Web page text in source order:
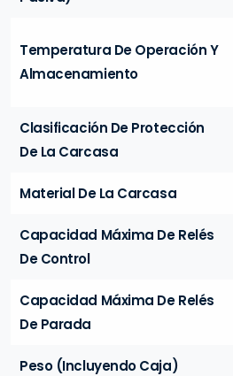
Temperatura De Operación Y
Almacenamiento
Clasificación De Protección
De La Carcasa
Material De La Carcasa
Capacidad Máxima De Relés
De Control
Capacidad Máxima De Relés
De Parada
Peso (Incluyendo Caja)